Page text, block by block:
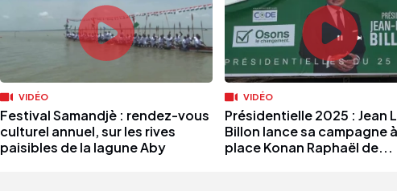
VIDÉO
Festival Samandjè : rendez-vous
culturel annuel, sur les rives
paisibles de la lagune Aby
VIDÉO
Présidentielle 2025 : Jean
Billon lance sa campagne
place Konan Raphaël de...